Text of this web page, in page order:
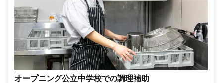
オープニング公立中学校での調理補助